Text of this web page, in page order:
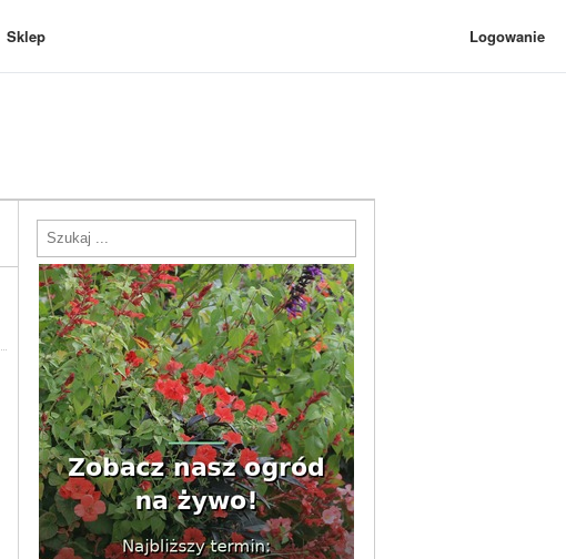
Sklep Logowanie